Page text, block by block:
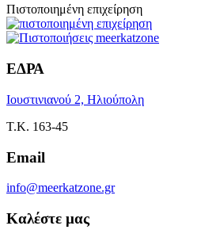
Πιστοποιημένη επιχείρηση
ΕΔΡΑ
Ιουστινιανού 2, Ηλιούπολη
Τ.Κ. 163-45
Email
info@meerkatzone.gr
Καλέστε μας